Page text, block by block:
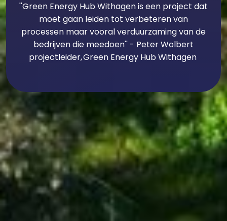
''Green Energy Hub Withagen is een project dat
moet gaan leiden tot verbeteren van
processen maar vooral verduurzaming van de
bedrijven die meedoen'' - Peter Wolbert
projectleider, Green Energy Hub Withagen